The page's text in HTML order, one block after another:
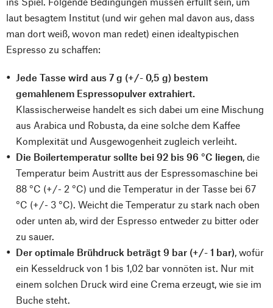
laut besagtem Institut (und wir gehen mal davon aus, dass
man dort weiß, wovon man redet) einen idealtypischen
Espresso zu schaffen:
Jede Tasse wird aus 7 g (+/- 0,5 g) bestem
gemahlenem Espressopulver extrahiert.
Klassischerweise handelt es sich dabei um eine Mischung
aus Arabica und Robusta, da eine solche dem Kaffee
Komplexität und Ausgewogenheit zugleich verleiht.
Die Boilertemperatur sollte bei 92 bis 96 °C liegen , die
Temperatur beim Austritt aus der Espressomaschine bei
88 °C (+/- 2 °C) und die Temperatur in der Tasse bei 67
°C (+/- 3 °C). Weicht die Temperatur zu stark nach oben
oder unten ab, wird der Espresso entweder zu bitter oder
zu sauer.
Der optimale Brühdruck beträgt 9 bar (+/- 1 bar) , wofür
ein Kesseldruck von 1 bis 1,02 bar vonnöten ist. Nur mit
einem solchen Druck wird eine Crema erzeugt, wie sie im
Buche steht.